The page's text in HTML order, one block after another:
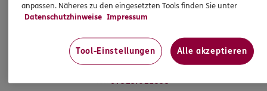
Bernhard Rembold
Versicherungsagent
Tel: 07325/921355
anpassen. Näheres zu den eingesetzten Tools finden Sie unter
Datenschutzhinweise Impressum
Tool-Einstellungen Alle akzeptieren